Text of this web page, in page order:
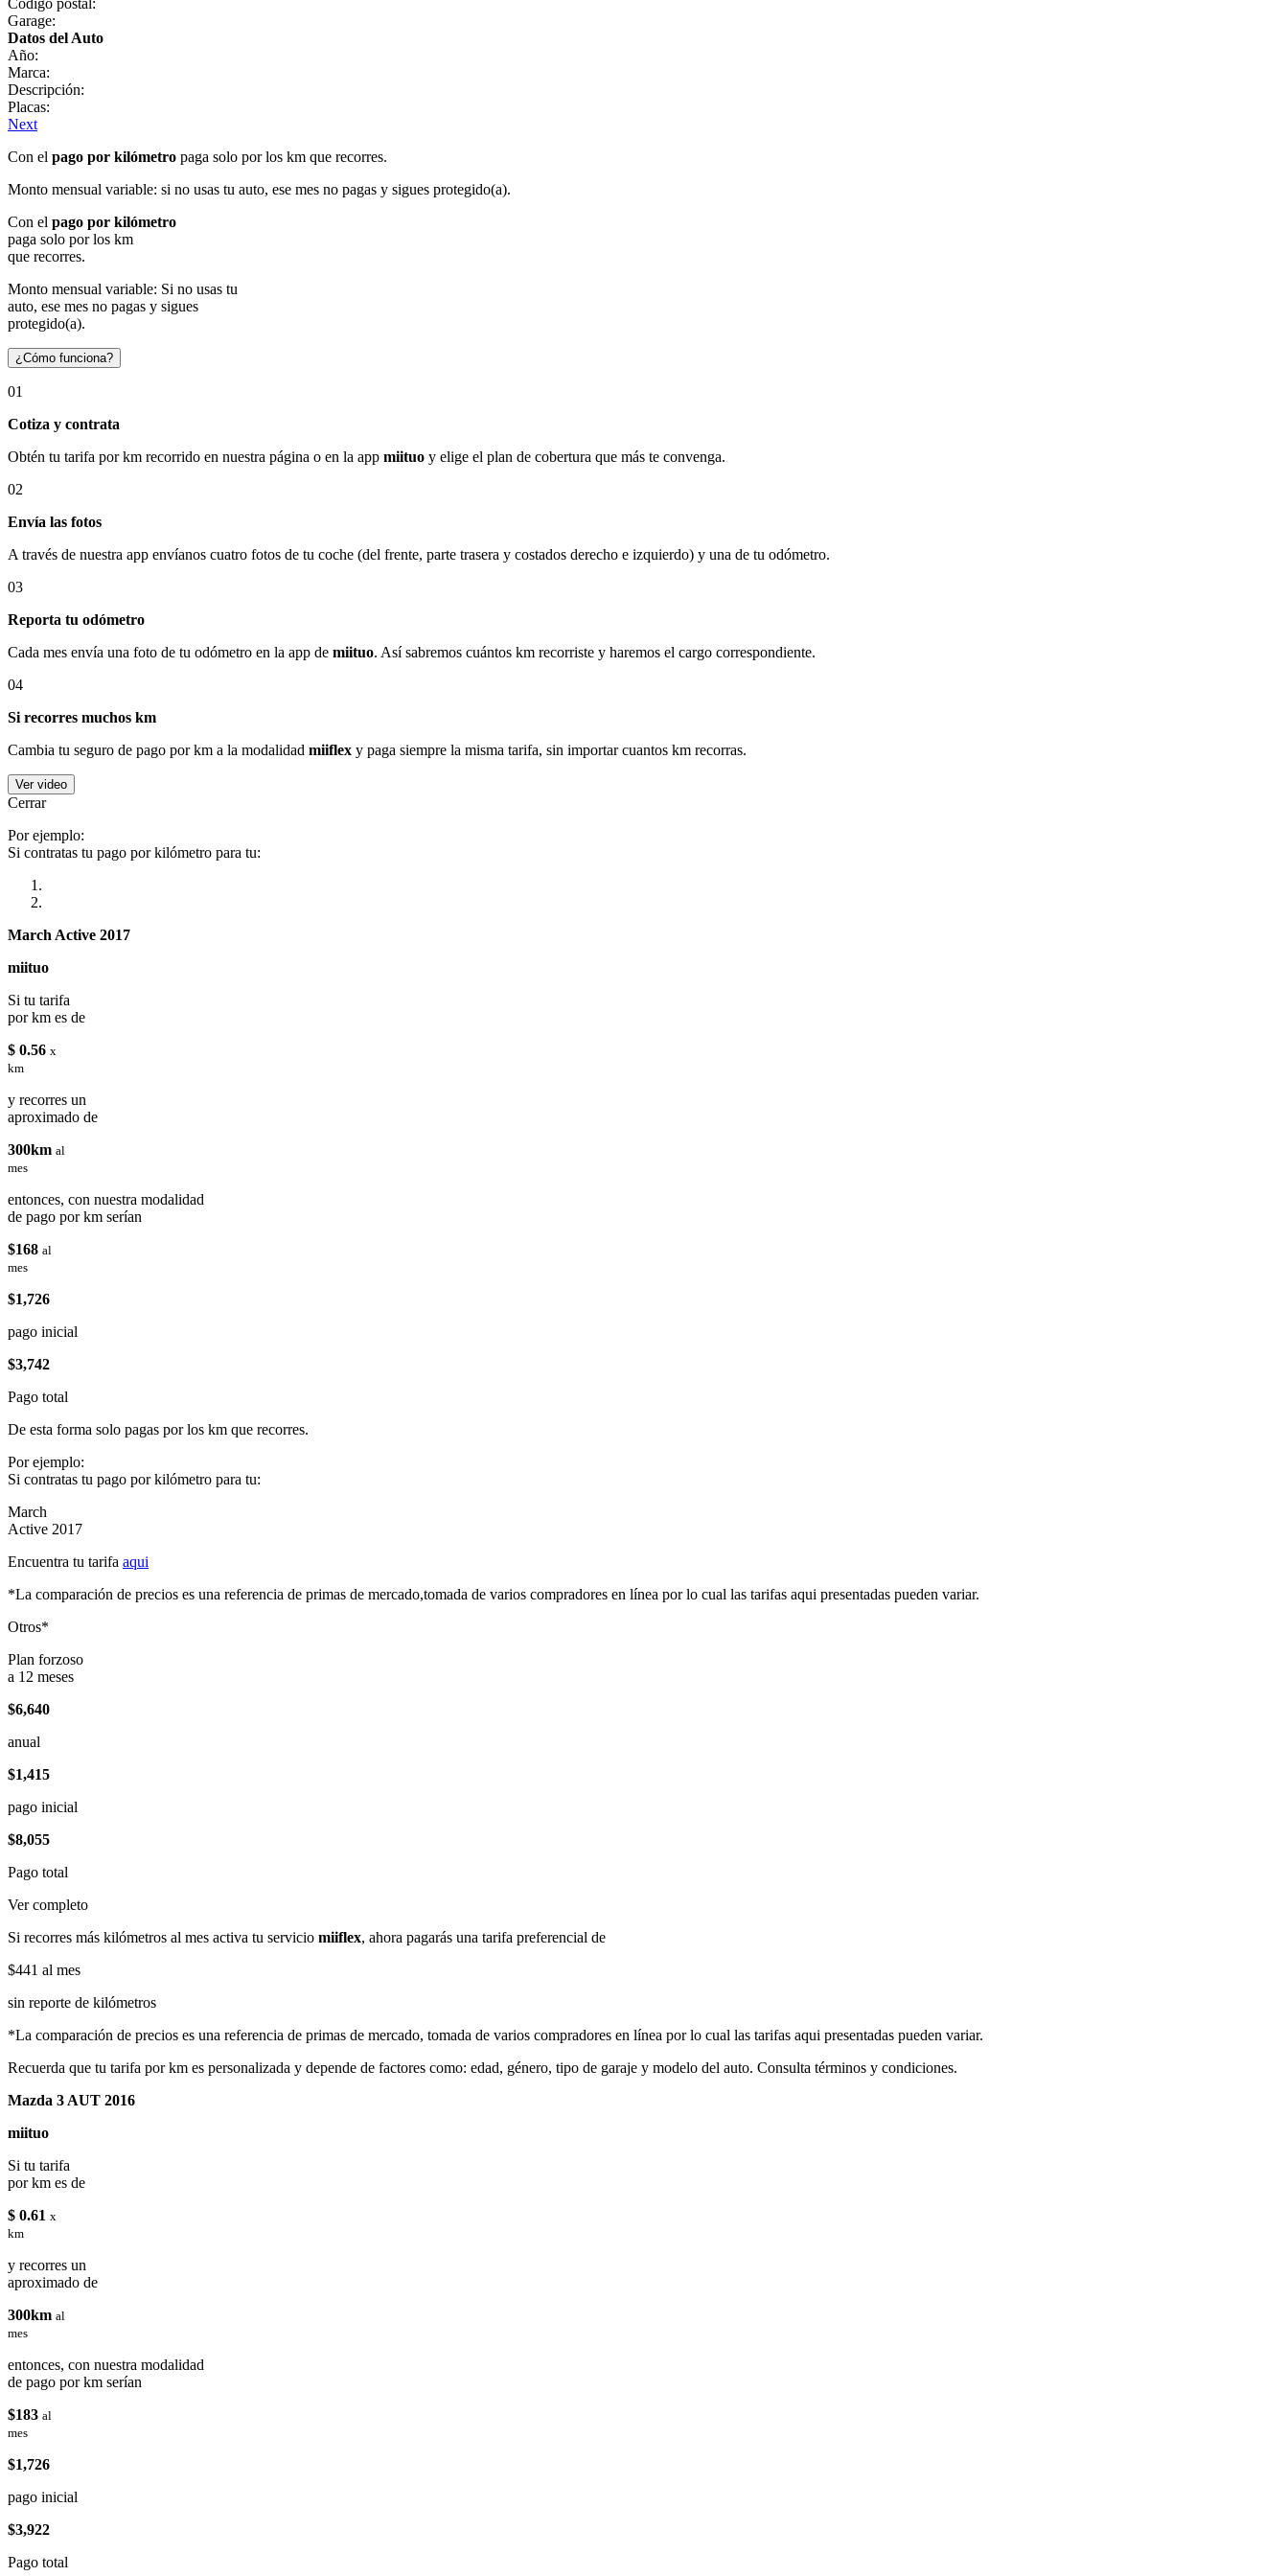
Garage:
Datos del Auto
Año:
Marca:
Descripción:
Placas:
Next
Con el pago por kilómetro paga solo por los km que recorres.
Monto mensual variable: si no usas tu auto, ese mes no pagas y sigues protegido(a).
Con el pago por kilómetro
paga solo por los km
que recorres.
Monto mensual variable: Si no usas tu
auto, ese mes no pagas y sigues
protegido(a).
¿Cómo funciona?
01
Cotiza y contrata
Obtén tu tarifa por km recorrido en nuestra página o en la app miituo y elige el plan de cobertura que más te convenga.
02
Envía las fotos
A través de nuestra app envíanos cuatro fotos de tu coche (del frente, parte trasera y costados derecho e izquierdo) y una de tu odómetro.
03
Reporta tu odómetro
Cada mes envía una foto de tu odómetro en la app de miituo. Así sabremos cuántos km recorriste y haremos el cargo correspondiente.
04
Si recorres muchos km
Cambia tu seguro de pago por km a la modalidad miiflex y paga siempre la misma tarifa, sin importar cuantos km recorras.
Ver video
Cerrar
Por ejemplo:
Si contratas tu pago por kilómetro para tu:
March Active 2017
miituo
Si tu tarifa
por km es de
$ 0.56 x
km
y recorres un
aproximado de
300km al
mes
entonces, con nuestra modalidad
de pago por km serían
$168 al
mes
$1,726
pago inicial
$3,742
Pago total
De esta forma solo pagas por los km que recorres.
Por ejemplo:
Si contratas tu pago por kilómetro para tu:
March
Active 2017
Encuentra tu tarifa aqui
*La comparación de precios es una referencia de primas de mercado,tomada de varios compradores en línea por lo cual las tarifas aqui presentadas pueden variar.
Otros*
Plan forzoso
a 12 meses
$6,640
anual
$1,415
pago inicial
$8,055
Pago total
Ver completo
Si recorres más kilómetros al mes activa tu servicio miiflex, ahora pagarás una tarifa preferencial de
$441 al mes
sin reporte de kilómetros
*La comparación de precios es una referencia de primas de mercado, tomada de varios compradores en línea por lo cual las tarifas aqui presentadas pueden variar.
Recuerda que tu tarifa por km es personalizada y depende de factores como: edad, género, tipo de garaje y modelo del auto. Consulta términos y condiciones.
Mazda 3 AUT 2016
miituo
Si tu tarifa
por km es de
$ 0.61 x
km
y recorres un
aproximado de
300km al
mes
entonces, con nuestra modalidad
de pago por km serían
$183 al
mes
$1,726
pago inicial
$3,922
Pago total